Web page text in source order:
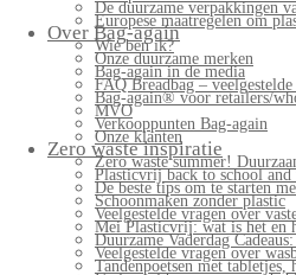
De duurzame verpakkingen
Europese maatregelen om
Over Bag-again
Wie ben ik?
Onze duurzame merken
Bag-again in de media
FAQ Breadbag –
Bag-again® voor retailers/
MVO
Verkooppunten Bag-again
Onze klanten
Zero waste inspiratie
Zero waste summer!
Plasticvrij back to school
De beste tips om te starten
Schoonmaken zonder plastic
Veelgestelde vragen over
Mei Plasticvrij: wat is het en
Duurzame Vaderdag
Veelgestelde vragen over
Tandenpoetsen met tabletjes,